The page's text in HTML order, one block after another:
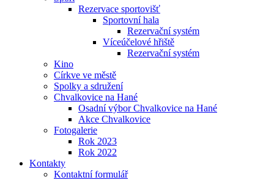
Rezervace sportovišť
Sportovní hala
Rezervační systém
Víceúčelové hřiště
Rezervační systém
Kino
Církve ve městě
Spolky a sdružení
Chvalkovice na Hané
Osadní výbor Chvalkovice na Hané
Akce Chvalkovice
Fotogalerie
Rok 2023
Rok 2022
Kontakty
Kontaktní formulář